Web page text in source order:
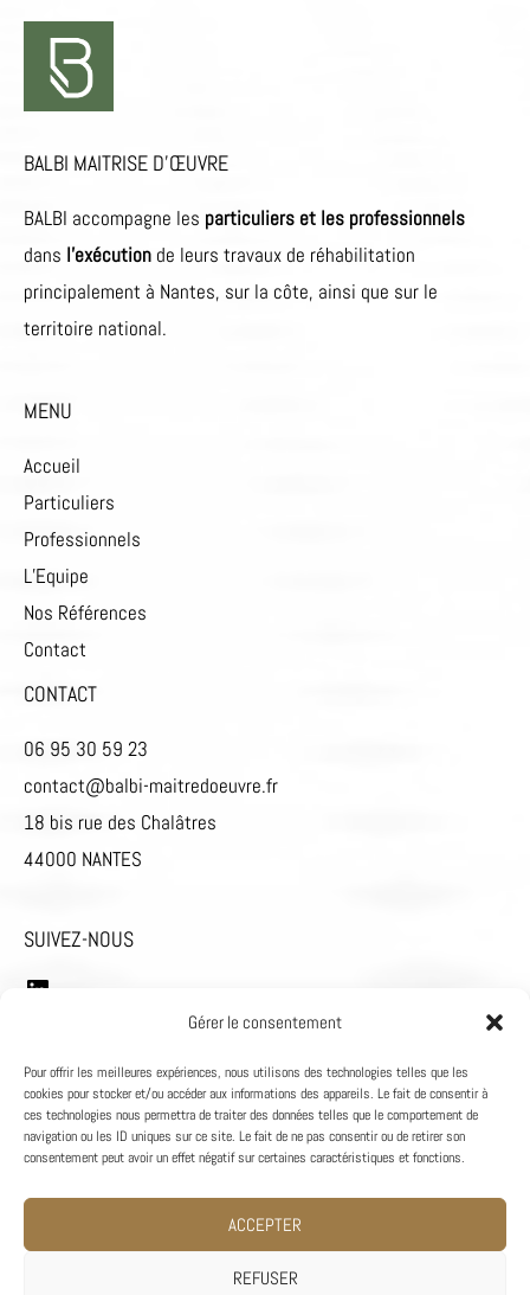
Gérer le consentement
Pour offrir les meilleures expériences, nous utilisons des technologies telles que les
cookies pour stocker et/ou accéder aux informations des appareils. Le fait de consentir à
ces technologies nous permettra de traiter des données telles que le comportement de
navigation ou les ID uniques sur ce site. Le fait de ne pas consentir ou de retirer son
consentement peut avoir un effet négatif sur certaines caractéristiques et fonctions.
ACCEPTER
REFUSER
BALBI MAITRISE D’ŒUVRE
BALBI accompagne les particuliers et les professionnels
dans l’exécution de leurs travaux de réhabilitation
principalement à Nantes, sur la côte, ainsi que sur le
territoire national.
MENU
Accueil
Particuliers
Professionnels
L’Equipe
Nos Références
Contact
CONTACT
‭06 95 30 59 23‬
contact@balbi-maitredoeuvre.fr
18 bis rue des Chalâtres
44000 NANTES
SUIVEZ-NOUS
LinkedIn